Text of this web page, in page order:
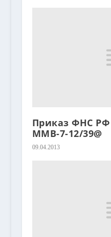
Приказ ФНС РФ
ММВ-7-12/39@
09.04.2013